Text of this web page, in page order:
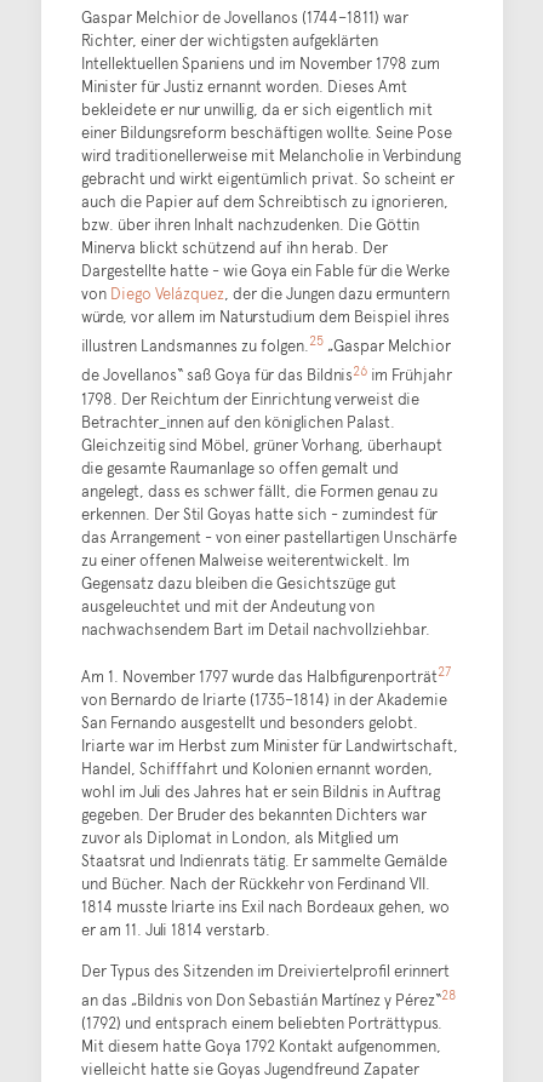
Gaspar Melchior de Jovellanos (1744–1811) war
Richter, einer der wichtigsten aufgeklärten
Intellektuellen Spaniens und im November 1798 zum
Minister für Justiz ernannt worden. Dieses Amt
bekleidete er nur unwillig, da er sich eigentlich mit
einer Bildungsreform beschäftigen wollte. Seine Pose
wird traditionellerweise mit Melancholie in Verbindung
gebracht und wirkt eigentümlich privat. So scheint er
auch die Papier auf dem Schreibtisch zu ignorieren,
bzw. über ihren Inhalt nachzudenken. Die Göttin
Minerva blickt schützend auf ihn herab. Der
Dargestellte hatte - wie Goya ein Fable für die Werke
von Diego Velázquez, der die Jungen dazu ermuntern
würde, vor allem im Naturstudium dem Beispiel ihres
illustren Landsmannes zu folgen.25„Gaspar Melchior
de Jovellanos“ saß Goya für das Bildnis26im Frühjahr
1798. Der Reichtum der Einrichtung verweist die
Betrachter_innen auf den königlichen Palast.
Gleichzeitig sind Möbel, grüner Vorhang, überhaupt
die gesamte Raumanlage so offen gemalt und
angelegt, dass es schwer fällt, die Formen genau zu
erkennen. Der Stil Goyas hatte sich - zumindest für
das Arrangement - von einer pastellartigen Unschärfe
zu einer offenen Malweise weiterentwickelt. Im
Gegensatz dazu bleiben die Gesichtszüge gut
ausgeleuchtet und mit der Andeutung von
nachwachsendem Bart im Detail nachvollziehbar.
Am 1. November 1797 wurde das Halbfigurenporträt27
von Bernardo de Iriarte (1735–1814) in der Akademie
San Fernando ausgestellt und besonders gelobt.
Iriarte war im Herbst zum Minister für Landwirtschaft,
Handel, Schifffahrt und Kolonien ernannt worden,
wohl im Juli des Jahres hat er sein Bildnis in Auftrag
gegeben. Der Bruder des bekannten Dichters war
zuvor als Diplomat in London, als Mitglied um
Staatsrat und Indienrats tätig. Er sammelte Gemälde
und Bücher. Nach der Rückkehr von Ferdinand VII.
1814 musste Iriarte ins Exil nach Bordeaux gehen, wo
er am 11. Juli 1814 verstarb.
Der Typus des Sitzenden im Dreiviertelprofil erinnert
an das „Bildnis von Don Sebastián Martínez y Pérez“28
(1792) und entsprach einem beliebten Porträttypus.
Mit diesem hatte Goya 1792 Kontakt aufgenommen,
vielleicht hatte sie Goyas Jugendfreund Zapater